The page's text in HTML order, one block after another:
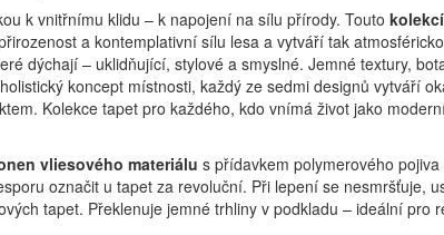
k vnitřnímu klidu – k napojení na sílu přírody. Touto
a kontemplativní sílu lesa a vytváří tak
dýchají – uklidňující, stylové a smyslné. Jemné textury,
koncept místnosti, každý ze sedmi designů vytváří
Kolekce tapet pro každého, kdo vnímá život jako
vliesového materiálu s přídavkem polymerového
označit u tapet za revoluční. Při lepení se nesmršťuje,
tapet. Překlenuje jemné trhliny v podkladu – ideální